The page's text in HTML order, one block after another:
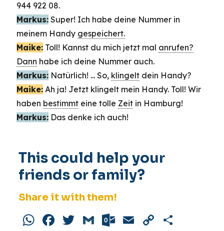
944 922 08.
Markus: Super! Ich habe deine Nummer in
meinem Handy gespeichert.
Maike: Toll! Kannst du mich jetzt mal anrufen?
Dann habe ich deine Nummer auch.
Markus: Natürlich! ... So, klingelt dein Handy?
Maike: Ah ja! Jetzt klingelt mein Handy. Toll! Wir
haben bestimmt eine tolle Zeit in Hamburg!
Markus: Das denke ich auch!
This could help your
friends or family?
Share it with them!
WhatsApp
Facebook
Twitter
GmailOutlook.com
EmailCopy